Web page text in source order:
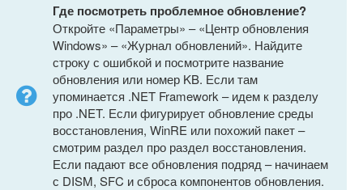
Где посмотреть проблемное обновление?
Откройте «Параметры» – «Центр обновления
Windows» – «Журнал обновлений». Найдите
строку с ошибкой и посмотрите название
обновления или номер KB. Если там
упоминается .NET Framework – идем к разделу
про .NET. Если фигурирует обновление среды
восстановления, WinRE или похожий пакет –
смотрим раздел про раздел восстановления.
Если падают все обновления подряд – начинаем
с DISM, SFC и сброса компонентов обновления.